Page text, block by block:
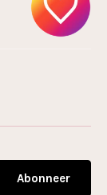
Abonneer